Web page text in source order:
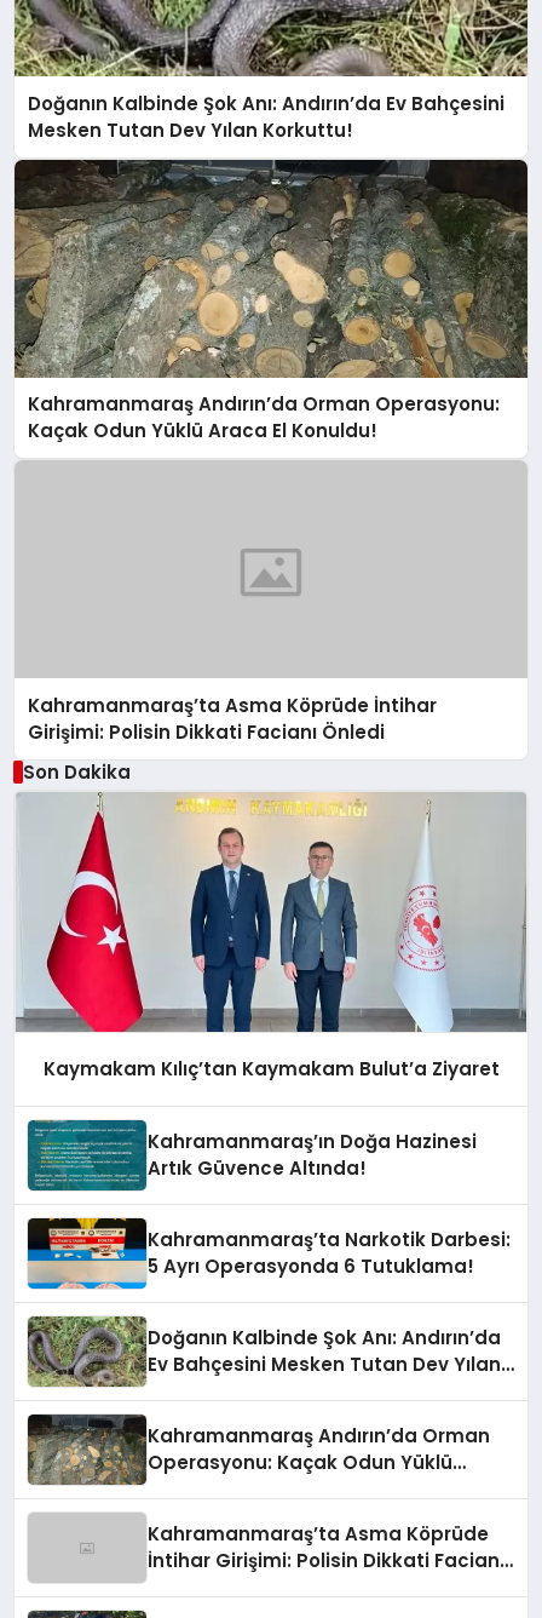
Doğanın Kalbinde Şok Anı: Andırın’da Ev Bahçesini
Mesken Tutan Dev Yılan Korkuttu!
Kahramanmaraş Andırın’da Orman Operasyonu:
Kaçak Odun Yüklü Araca El Konuldu!
Kahramanmaraş’ta Asma Köprüde İntihar
Girişimi: Polisin Dikkati Facianı Önledi
Son Dakika
Kaymakam Kılıç’tan Kaymakam Bulut’a Ziyaret
Kahramanmaraş’ın Doğa Hazinesi
Artık Güvence Altında!
Kahramanmaraş’ta Narkotik Darbesi:
5 Ayrı Operasyonda 6 Tutuklama!
Doğanın Kalbinde Şok Anı: Andırın’da
Ev Bahçesini Mesken Tutan Dev Yılan
Kahramanmaraş Andırın’da Orman
Operasyonu: Kaçak Odun Yüklü
Kahramanmaraş’ta Asma Köprüde
İntihar Girişimi: Polisin Dikkati Facianı